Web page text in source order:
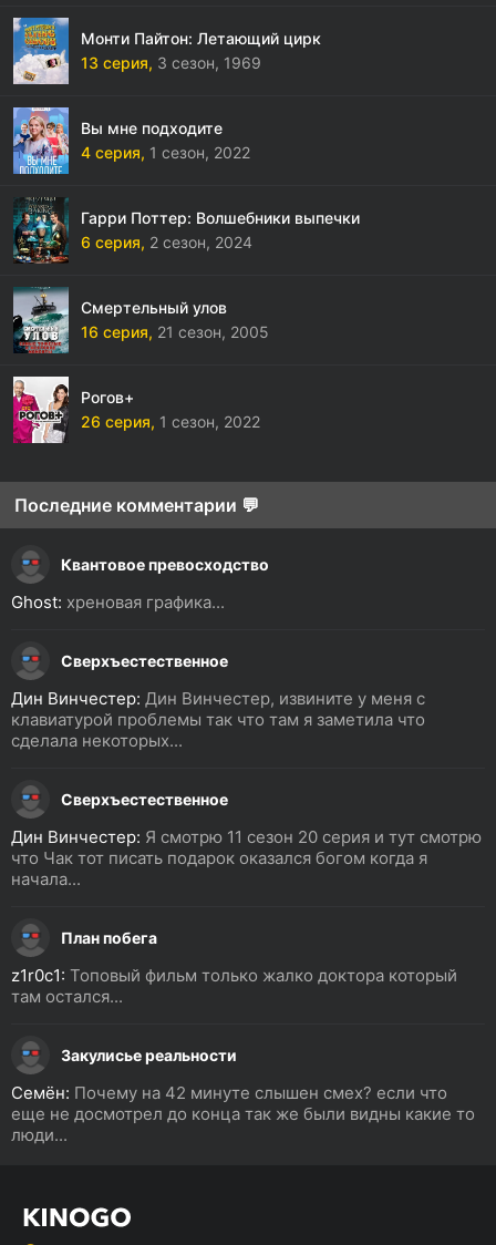
Монти Пайтон: Летающий цирк
13 серия, 3 сезон, 1969
Вы мне подходите
4 серия, 1 сезон, 2022
Гарри Поттер: Волшебники выпечки
6 серия, 2 сезон, 2024
Смертельный улов
16 серия, 21 сезон, 2005
Рогов+
26 серия, 1 сезон, 2022
Последние комментарии 💬
Квантовое превосходство
Ghost: хреновая графика...
Сверхъестественное
Дин Винчестер: Дин Винчестер, извините у меня с
клавиатурой проблемы так что там я заметила что
сделала некоторых...
Сверхъестественное
Дин Винчестер: Я смотрю 11 сезон 20 серия и тут смотрю
что Чак тот писать подарок оказался богом когда я
начала...
План побега
z1r0c1: Топовый фильм только жалко доктора который
там остался...
Закулисье реальности
Семён: Почему на 42 минуте слышен смех? если что
еще не досмотрел до конца так же были видны какие то
люди...